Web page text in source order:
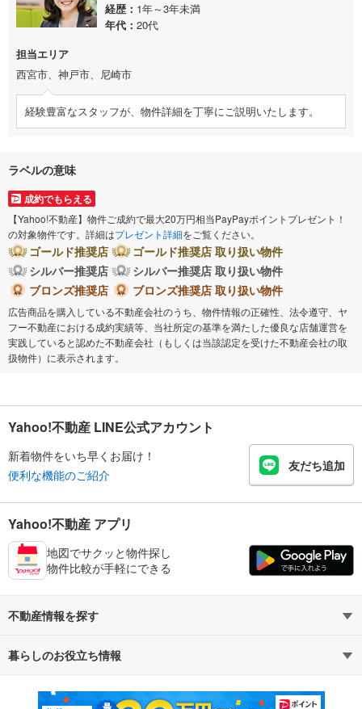
経歴
1年～3年未満
年代
20代
担当エリア
西宮市、神戸市、尼崎市
経験豊富なスタッフが、物件詳細を丁寧にご説明いたします。
ラベルの意味
成約でもらえる
【Yahoo!不動産】物件ご成約で最大20万円相当PayPayポイントプレゼント！
の対象物件です。詳細はプレゼント詳細をご覧ください。
ゴールド推奨店
ゴールド推奨店 取り扱い物件
シルバー推奨店
シルバー推奨店 取り扱い物件
ブロンズ推奨店
ブロンズ推奨店 取り扱い物件
広告商品を購入している不動産会社のうち、物件情報の正確性、法令遵守、ヤ
フー不動産における成約実績等、当社所定の基準を満たした優良な店舗運営を
実践していると認めた不動産会社（もしくは当該認定を受けた不動産会社の取
扱物件）に表示されます。
Yahoo!不動産 LINE公式アカウント
新着物件をいち早くお届け！
便利な機能のご紹介
友だち追加
Yahoo!不動産 アプリ
地図でサクッと物件探し
物件比較が手軽にできる
不動産情報を探す
不動産・住宅
新築マンション 中古マンション
暮らしのお役立ち情報
マンションカタログ 教えて！住まいの先生